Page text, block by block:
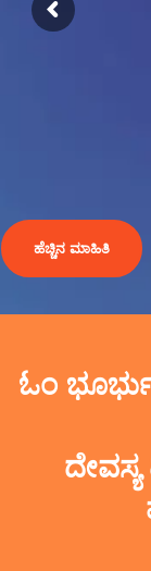
ಹೆಚ್ಚಿನ ಮಾಹಿತಿ
ಓಂ